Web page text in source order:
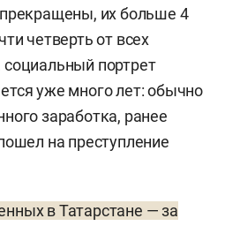
их больше 4
четверть от всех
портрет
уже много лет: обычно
заработка, ранее
на преступление
в Татарстане — за